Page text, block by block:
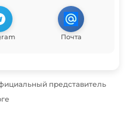
Почта